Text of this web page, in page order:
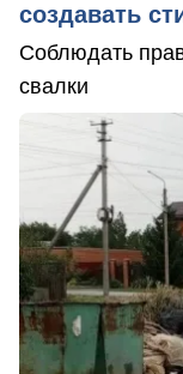
создавать
Соблюдать
свалки